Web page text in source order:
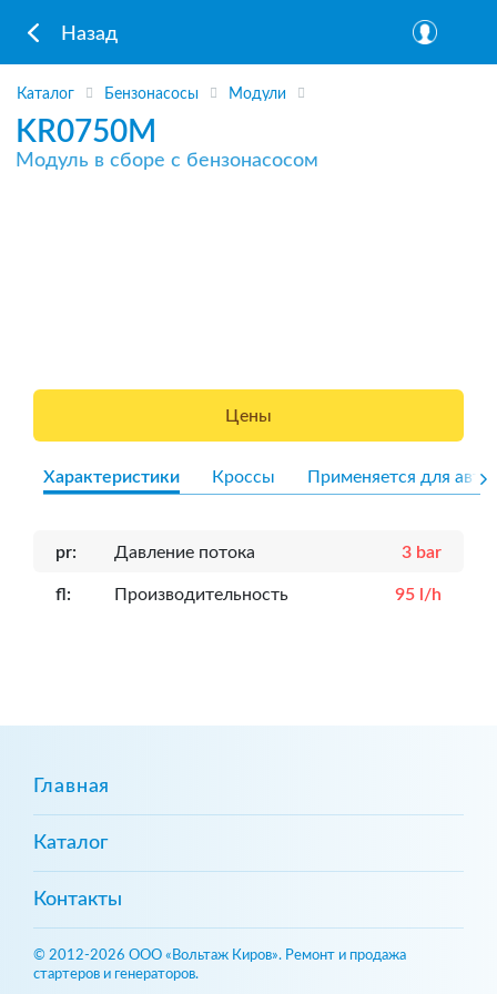
Назад
Каталог Бензонасосы Модули
KR0750M
Модуль в сборе с бензонасосом
Цены
Характеристики Кроссы Применяется для авто
pr: Давление потока 3 bar
fl: Производительность 95 l/h
Главная
Каталог
Контакты
© 2012-2026 ООО «Вольтаж Киров». Ремонт и продажа
стартеров и генераторов.